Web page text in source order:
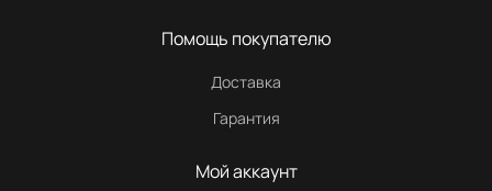
Помощь покупателю
Доставка
Гарантия
Мой аккаунт